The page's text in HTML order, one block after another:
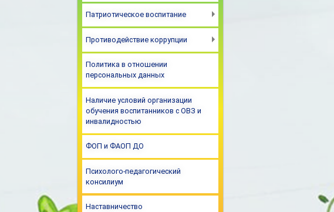
Патриотическое воспитание
Противодействие коррупции
Политика в отношении
персональных данных
Наличие условий организации
обучения воспитанников с ОВЗ и
инвалидностью
ФОП и ФАОП ДО
Психолого-педагогический
консилиум
Наставничество